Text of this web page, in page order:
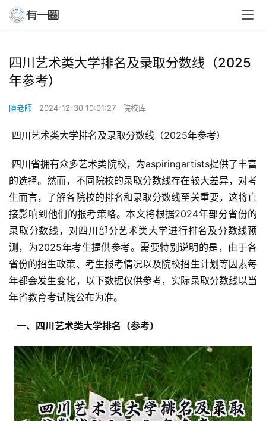
四川艺术类大学排名及录取分数线（2025
年参考）
陳老師 2024-12-30 10:01:27 院校库
四川艺术类大学排名及录取分数线（2025年参考）
的选择。然而，不同院校的录取分数线存在较大差异，对考
生而言，了解各院校的排名和录取分数线至关重要，这将直
接影响到他们的报考策略。本文将根据2024年部分省份的
录取分数线，对四川部分艺术类大学进行排名及分数线预
测，为2025年考生提供参考。需要特别说明的是，由于各
省份的招生政策、考生报考情况以及院校招生计划等因素每
年都会发生变化，以下数据仅供参考，实际录取分数线以当
年省教育考试院公布为准。
  一、四川艺术类大学排名（参考）